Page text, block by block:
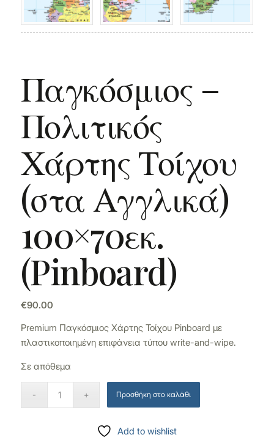
Παγκόσμιος –
Πολιτικός
Χάρτης Τοίχου
(στα Αγγλικά)
100×70εκ.
(Pinboard)
€90.00
Premium Παγκόσμιος Χάρτης Τοίχου Pinboard με
πλαστικοποιημένη επιφάνεια τύπου write-and-wipe.
Σε απόθεμα
Προσθήκη στο καλάθι
Add to wishlist